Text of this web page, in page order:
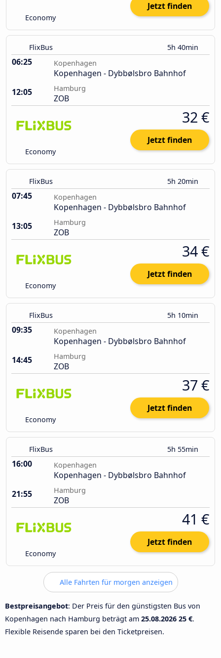
Economy
Jetzt finden
FlixBus 5h 40min
06:25 Kopenhagen
Kopenhagen - Dybbølsbro Bahnhof
12:05
Hamburg
ZOB
Economy
32 €
Jetzt finden
FlixBus 5h 20min
07:45 Kopenhagen
Kopenhagen - Dybbølsbro Bahnhof
13:05
Hamburg
ZOB
Economy
34 €
Jetzt finden
FlixBus 5h 10min
09:35 Kopenhagen
Kopenhagen - Dybbølsbro Bahnhof
14:45
Hamburg
ZOB
Economy
37 €
Jetzt finden
FlixBus 5h 55min
16:00 Kopenhagen
Kopenhagen - Dybbølsbro Bahnhof
21:55
Hamburg
ZOB
Economy
41 €
Jetzt finden
Alle Fahrten für morgen anzeigen
Bestpreisangebot: Der Preis für den günstigsten Bus von
Kopenhagen nach Hamburg beträgt am 25.08.2026 25 €.
Flexible Reisende sparen bei den Ticketpreisen.